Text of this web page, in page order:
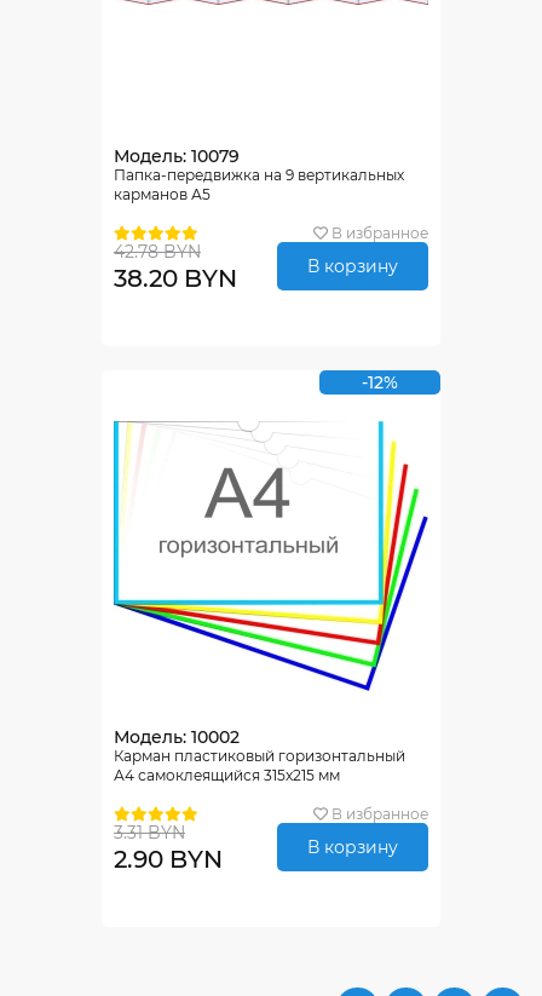
Модель: 10079
Папка-передвижка на 9 вертикальных
карманов А5
В избранное
42.78 BYN
38.20 BYN В корзину
-12%
Модель: 10002
Карман пластиковый горизонтальный
А4 самоклеящийся 315х215 мм
В избранное
3.31 BYN
2.90 BYN В корзину